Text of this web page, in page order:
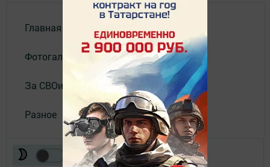
Главная
Фотогалереи
За СВОих
Разное